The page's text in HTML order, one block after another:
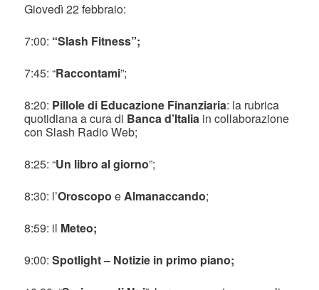
Giovedì 22 febbraio:
7:00: “Slash Fitness”;
7:45: “Raccontami”;
8:20: Pillole di Educazione Finanziaria: la rubrica
quotidiana a cura di Banca d’Italia in collaborazione
con Slash Radio Web;
8:25: “Un libro al giorno”;
8:30: l’Oroscopo eAlmanaccando;
8:59: il Meteo;
9:00:Spotlight – Notizie in primo piano;